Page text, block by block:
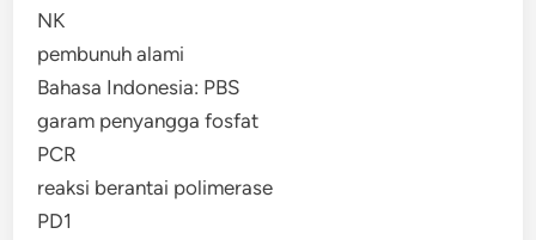
NK
pembunuh alami
Bahasa Indonesia: PBS
garam penyangga fosfat
PCR
reaksi berantai polimerase
PD1